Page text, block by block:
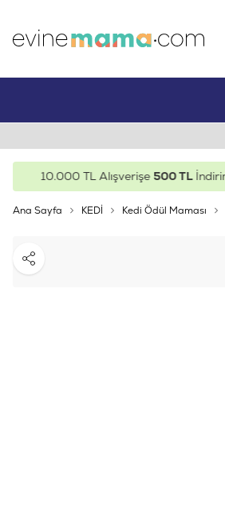
10.000 TL Alışverişe500 TLİndirim
Ana Sayfa KEDİ Kedi Ödül Maması
Paylaş